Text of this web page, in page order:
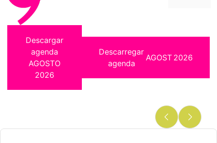
Descargar
agenda
AGOSTO
2026
Descarregar
agenda
AGOST 2026